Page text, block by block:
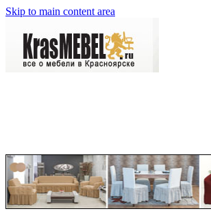
Skip to main content area